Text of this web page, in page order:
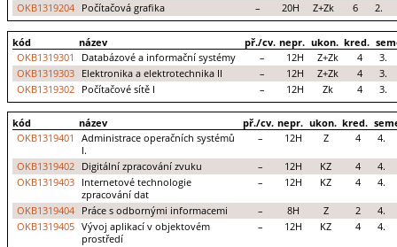
OKB1319204
Počítačová grafika – 20H Z+Zk 6 2.
kód název př./cv. nepr. ukon. kred.
OKB1319301
Databázové a informační systémy – 12H Z+Zk 4
3.
OKB1319303
Elektronika a elektrotechnika II – 12H Z+Zk 4
3.
OKB1319302
Počítačové sítě I – 12H Zk 4 3.
kód název př./cv. nepr. ukon. kred.
OKB1319401
Administrace operačních systémů
I.
– 12H Z 4 4.
OKB1319402 Digitální zpracování zvuku – 12H KZ 4
4.
OKB1319403
Internetové technologie
zpracování dat
– 12H KZ 4 4.
OKB1319404 Práce s odbornými informacemi – 8H Z 2
4.
OKB1319405 Vývoj aplikací v objektovém
prostředí
– 12H KZ 4 4.